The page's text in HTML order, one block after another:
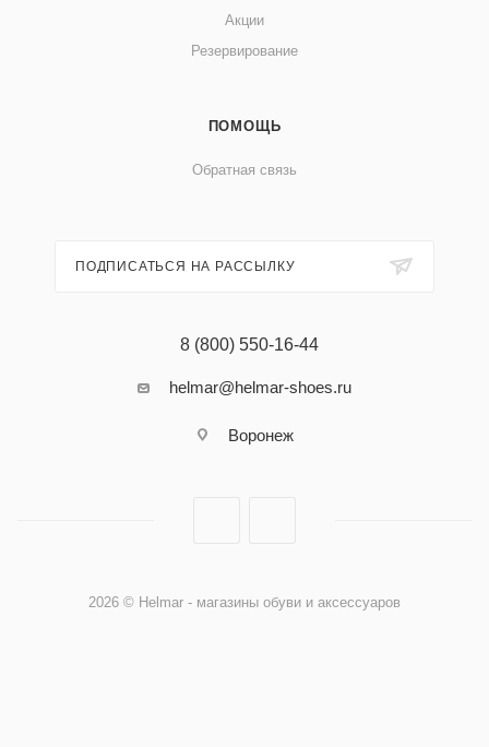
Акции
Резервирование
ПОМОЩЬ
Обратная связь
ПОДПИСАТЬСЯ НА РАССЫЛКУ
8 (800) 550-16-44
helmar@helmar-shoes.ru
Воронеж
2026 © Helmar - магазины обуви и аксессуаров